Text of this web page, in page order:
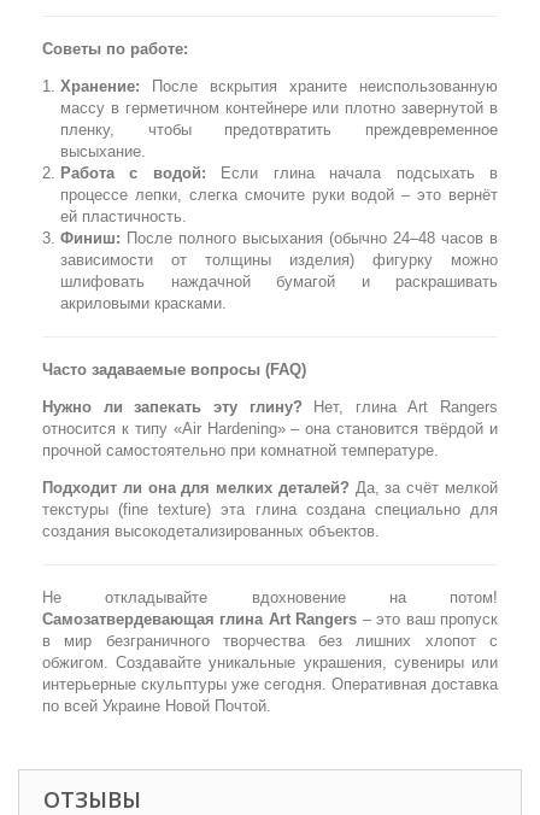
Советы по работе:
Хранение: После вскрытия храните неиспользованную
массу в герметичном контейнере или плотно завернутой в
пленку, чтобы предотвратить преждевременное
высыхание.
Работа с водой: Если глина начала подсыхать в
процессе лепки, слегка смочите руки водой – это вернёт
ей пластичность.
Финиш: После полного высыхания (обычно 24–48 часов в
зависимости от толщины изделия) фигурку можно
шлифовать наждачной бумагой и раскрашивать
акриловыми красками.
Часто задаваемые вопросы (FAQ)
Нужно ли запекать эту глину? Нет, глина Art Rangers
относится к типу «Air Hardening» – она становится твёрдой и
прочной самостоятельно при комнатной температуре.
Подходит ли она для мелких деталей? Да, за счёт мелкой
текстуры (fine texture) эта глина создана специально для
создания высокодетализированных объектов.
Не откладывайте вдохновение на потом!
Самозатвердевающая глина Art Rangers – это ваш пропуск
в мир безграничного творчества без лишних хлопот с
обжигом. Создавайте уникальные украшения, сувениры или
интерьерные скульптуры уже сегодня. Оперативная доставка
по всей Украине Новой Почтой.
ОТЗЫВЫ